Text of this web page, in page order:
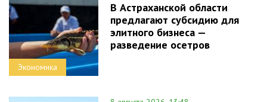
Экономика
В Астраханской области
предлагают субсидию для
элитного бизнеса —
разведение осетров